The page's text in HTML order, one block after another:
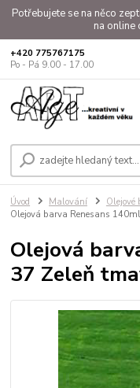
Potřebujete se na něco
na online
+420 775767175
Po - Pá 9.00 - 17.00
Úvod Malování Olejové
Olejová barva Renesans
Olejová
37 Zeleň